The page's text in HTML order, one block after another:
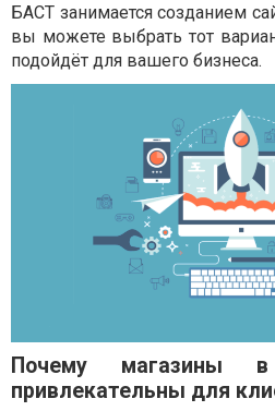
БАСТ занимается созданием
вы можете выбрать тот
подойдёт для вашего бизнеса.
Почему магазины
привлекательны для